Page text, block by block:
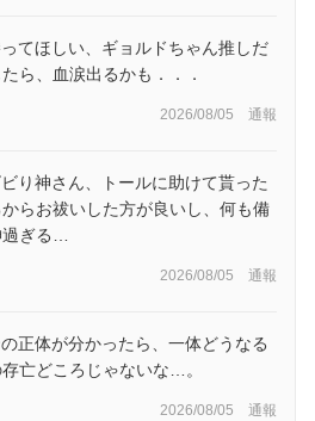
てほしい、ギョルドちゃん推しだ
ら、血涙出るかも．．．
2026/08/05 通報
り神さん、トールに助けて貰った
らお祓いした方が良いし、何も備
ぎる…
2026/08/05 通報
正体が分かったら、一体どうなる
亡どころじゃないな…。
2026/08/05 通報